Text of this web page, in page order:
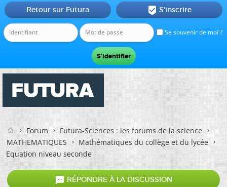
Se souvenir de moi ?
Retour sur Futura  S'inscrire
Forum
Futura-Sciences : les forums de la science
MATHEMATIQUES
Mathématiques du collège et du lycée
Equation niveau seconde
 RÉPONDRE À LA DISCUSSION